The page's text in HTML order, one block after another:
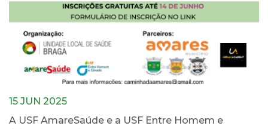
15 JUN 2025
A USF AmareSaúde e a USF Entre Homem e